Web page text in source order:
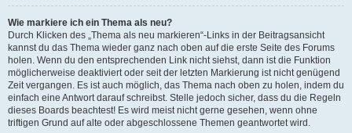
Wie markiere ich ein Thema als neu?
Durch Klicken des „Thema als neu markieren“-Links in der Beitragsansicht
kannst du das Thema wieder ganz nach oben auf die erste Seite des Forums
holen. Wenn du den entsprechenden Link nicht siehst, dann ist die Funktion
möglicherweise deaktiviert oder seit der letzten Markierung ist nicht genügend
Zeit vergangen. Es ist auch möglich, das Thema nach oben zu holen, indem du
einfach eine Antwort darauf schreibst. Stelle jedoch sicher, dass du die Regeln
dieses Boards beachtest! Es wird meist nicht gerne gesehen, wenn ohne
triftigen Grund auf alte oder abgeschlossene Themen geantwortet wird.